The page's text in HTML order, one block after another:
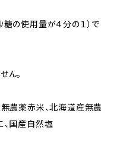
の使用量が４分の１）で
ん。
無農薬赤米、北海道産無農
、国産自然塩